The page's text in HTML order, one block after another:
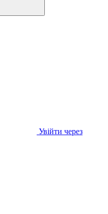
Увійти через